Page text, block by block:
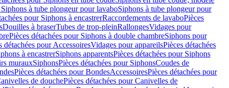
à tube plongeur pour lavaboSiphons à tube plongeur pour
pour Siphons à encastrerRaccordements de lavaboPièces
Douilles à braserTubes de trop-pleinRallongesVidages pour
Pièces détachées pour Siphons à double chambreSiphons pour
détachées pour AccessoiresVidages pour appareilsPièces détachées
à encastrerSiphons apparentsPièces détachées pour Siphons
murauxSiphonsPièces détachées pour SiphonsCoudes de
Pièces détachées pour BondesAccessoiresPièces détachées pour
de douchePièces détachées pour Canivelles de